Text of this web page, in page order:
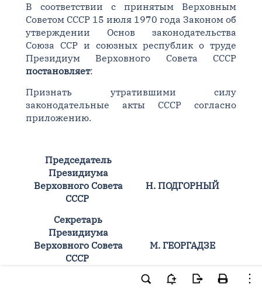
В соответствии с принятым Верховным
Советом СССР 15 июля 1970 года Законом об
утверждении Основ законодательства
Союза ССР и союзных республик о труде
Президиум Верховного Совета СССР
постановляет:
Признать утратившими силу
законодательные акты СССР согласно
приложению.
Председатель
Президиума
Верховного Совета
СССР
Н. ПОДГОРНЫЙ
Секретарь
Президиума
Верховного Совета
СССР
М. ГЕОРГАДЗЕ